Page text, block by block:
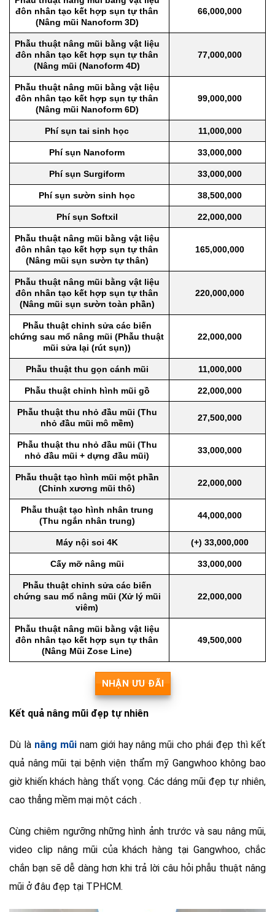
đôn nhân tạo kết hợp sụn tự thân
(Nâng mũi Nanoform 3D)
66,000,000
Phẫu thuật nâng mũi bằng vật liệu
đôn nhân tạo kết hợp sụn tự thân
(Nâng mũi (Nanoform 4D)
77,000,000
Phẫu thuật nâng mũi bằng vật liệu
đôn nhân tạo kết hợp sụn tự thân
(Nâng mũi Nanoform 6D)
99,000,000
Phí sụn tai sinh học 11,000,000
Phí sụn Nanoform 33,000,000
Phí sụn Surgiform 33,000,000
Phí sụn sườn sinh học 38,500,000
Phí sụn Softxil 22,000,000
Phẫu thuật nâng mũi bằng vật liệu
đôn nhân tạo kết hợp sụn tự thân
(Nâng mũi sụn sườn tự thân)
165,000,000
Phẫu thuật nâng mũi bằng vật liệu
đôn nhân tạo kết hợp sụn tự thân
(Nâng mũi sụn sườn toàn phần)
220,000,000
Phẫu thuật chỉnh sửa các biến
chứng sau mổ nâng mũi (Phẫu thuật
mũi sửa lại (rút sụn))
22,000,000
Phẫu thuật thu gọn cánh mũi 11,000,000
Phẫu thuật chỉnh hình mũi gồ 22,000,000
Phẫu thuật thu nhỏ đầu mũi (Thu
nhỏ đầu mũi mô mềm)
27,500,000
Phẫu thuật thu nhỏ đầu mũi (Thu
nhỏ đầu mũi + dựng đầu mũi)
33,000,000
Phẫu thuật tạo hình mũi một phần
(Chỉnh xương mũi thô)
22,000,000
Phẫu thuật tạo hình nhân trung
(Thu ngắn nhân trung)
44,000,000
Máy nội soi 4K (+) 33,000,000
Cấy mỡ nâng mũi 33,000,000
Phẫu thuật chỉnh sửa các biến
chứng sau mổ nâng mũi (Xử lý mũi
viêm)
22,000,000
Phẫu thuật nâng mũi bằng vật liệu
đôn nhân tạo kết hợp sụn tự thân
(Nâng Mũi Zose Line)
49,500,000
NHẬN ƯU ĐÃI
Kết quả nâng mũi đẹp tự nhiên
Dù là nâng mũinam giới hay nâng mũi cho phái đẹp thì kết
quả nâng mũi tại bệnh viện thẩm mỹ Gangwhoo không bao
giờ khiến khách hàng thất vọng. Các dáng mũi đẹp tự nhiên,
cao thẳng mềm mại một cách .
Cùng chiêm ngưỡng những hình ảnh trước và sau nâng mũi,
video clip nâng mũi của khách hàng tại Gangwhoo, chắc
chắn bạn sẽ dễ dàng hơn khi trả lời câu hỏi phẫu thuật nâng
mũi ở đâu đẹp tại TPHCM.